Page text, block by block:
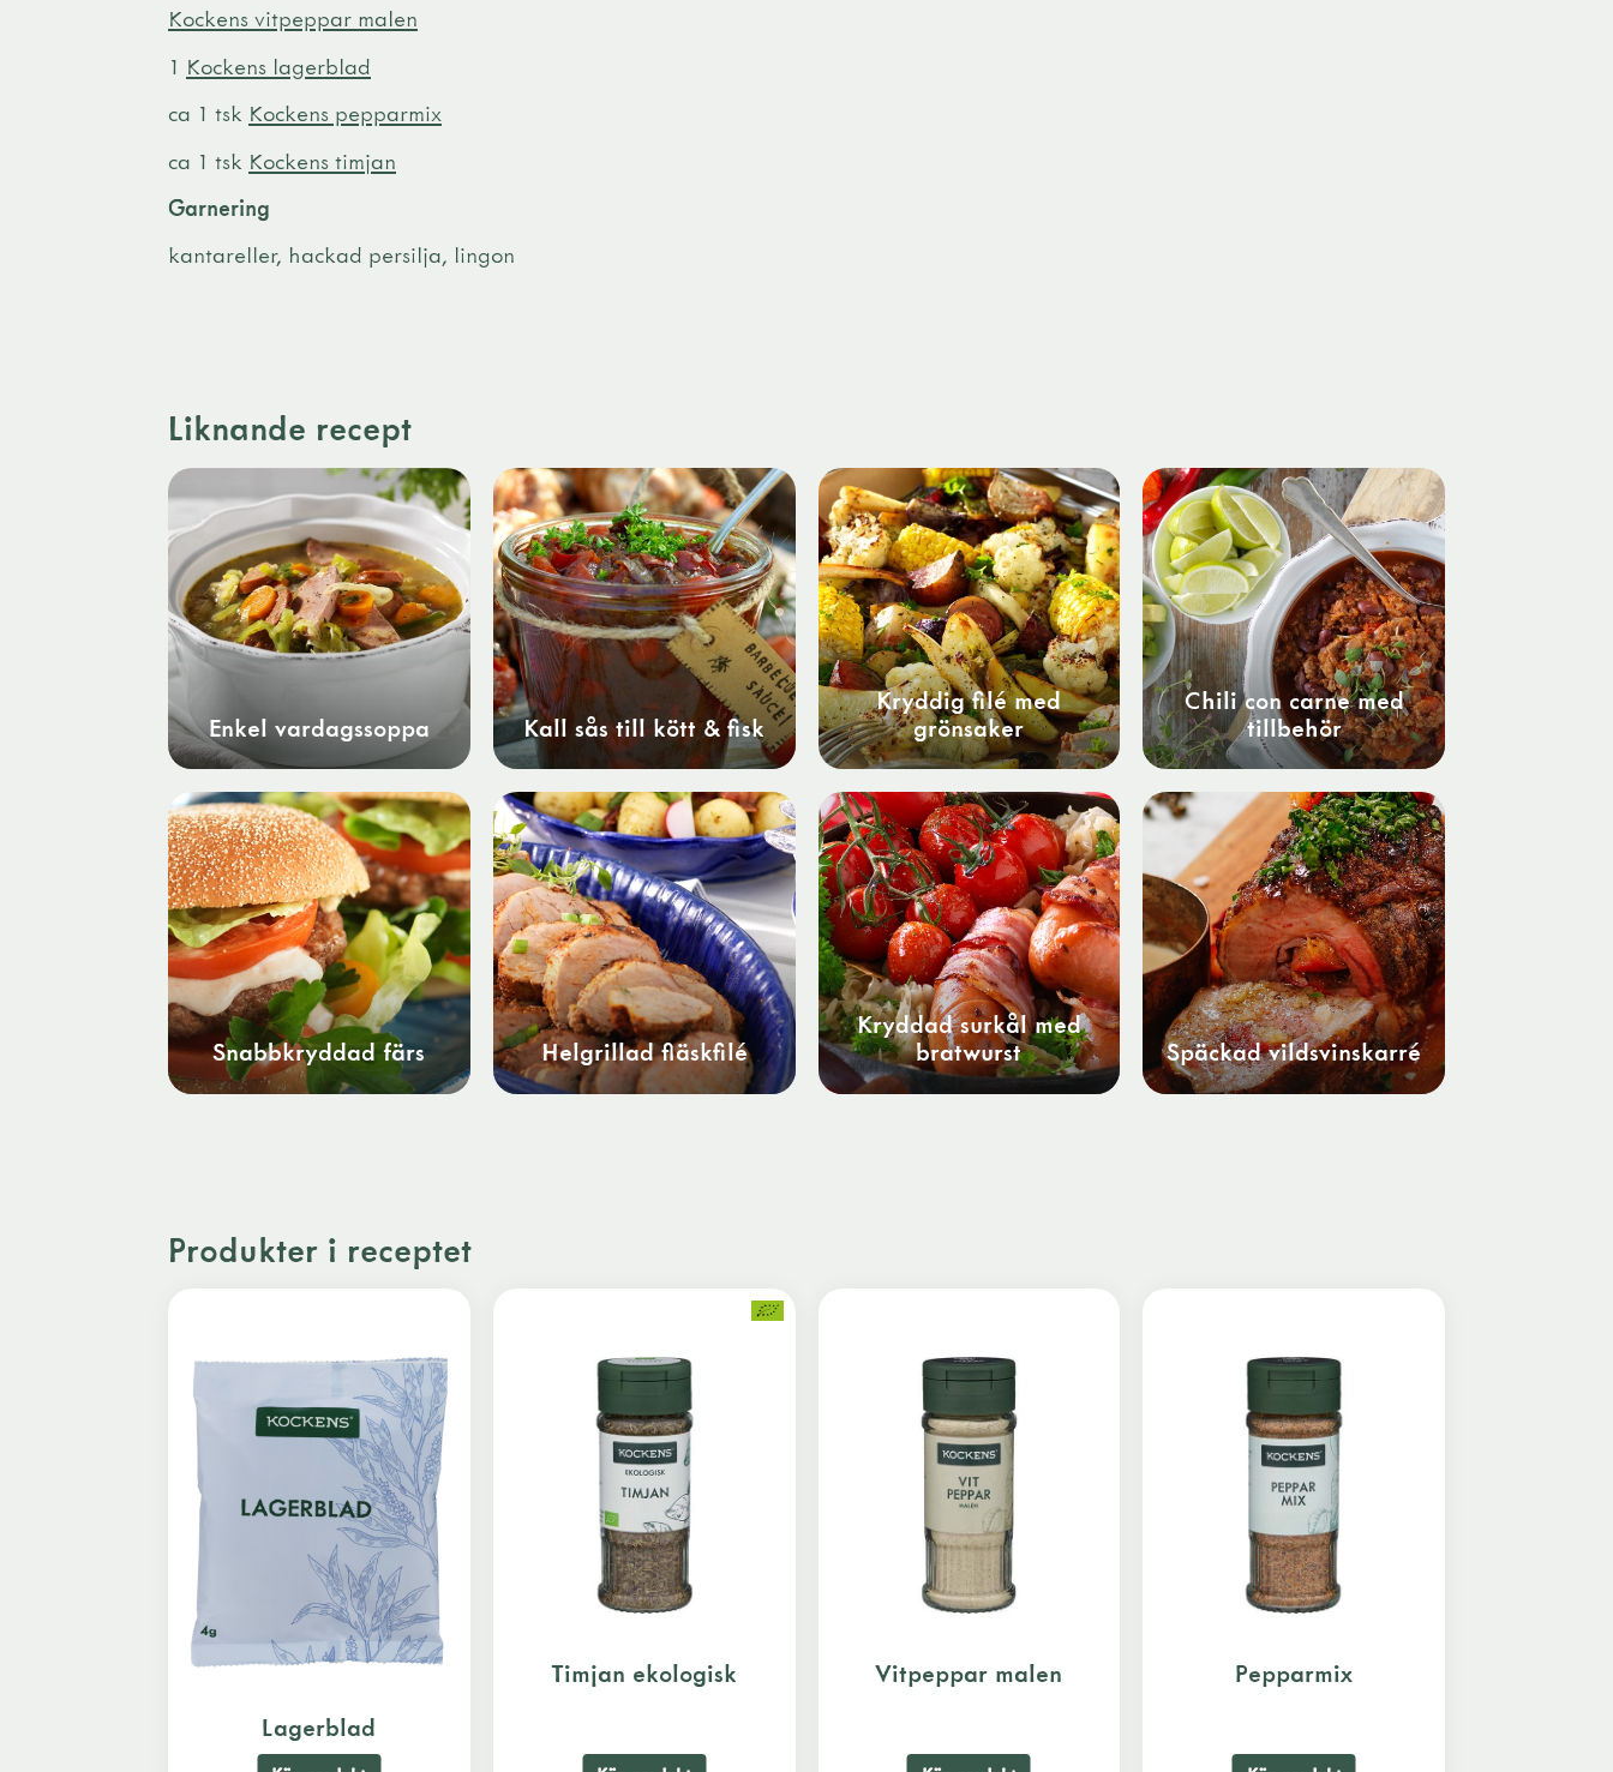
Kockens vitpeppar malen
1 Kockens lagerblad
ca 1 tsk Kockens pepparmix
ca 1 tsk Kockens timjan
Garnering
kantareller, hackad persilja, lingon
Liknande recept
Enkel vardagssoppa Kall sås till kött & fisk
Kryddig filé med
grönsaker
Chili con carne med
tillbehör
Snabbkryddad färs Helgrillad fläskfilé
Kryddad surkål med
bratwurst
Späckad vildsvinskarré
Produkter i receptet
Lagerblad
Timjan ekologisk Vitpeppar malen Pepparmix